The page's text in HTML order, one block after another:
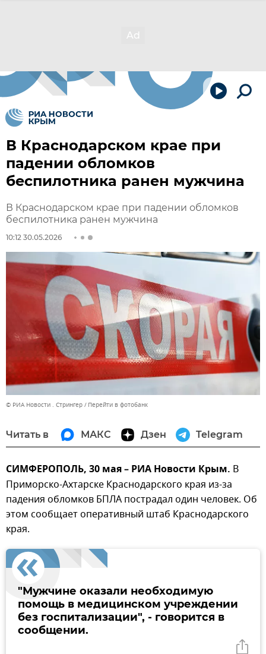
В Краснодарском крае при
падении обломков
беспилотника ранен мужчина
В Краснодарском крае при падении обломков
беспилотника ранен мужчина
10:12 30.05.2026
© РИА Новости . Стрингер Перейти в фотобанк
Читать в МАКС Дзен Telegram
СИМФЕРОПОЛЬ, 30 мая – РИА Новости Крым. В
Приморско-Ахтарске Краснодарского края из-за
падения обломков БПЛА пострадал один человек. Об
этом сообщает оперативный штаб Краснодарского
края.
"Мужчине оказали необходимую
помощь в медицинском учреждении
без госпитализации", - говорится в
сообщении.